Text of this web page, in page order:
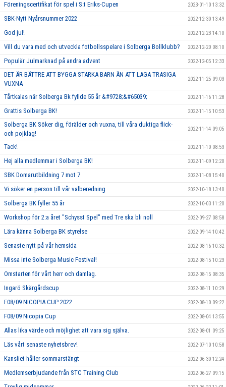
Föreningscertifikat för spel i S:t Eriks-Cupen 2023-01-10 13:32
SBK-Nytt Nyårsnummer 2022 2022-12-30 13:49
God jul! 2022-12-23 14:10
Vill du vara med och utveckla fotbollsspelare i Solberga Bollklubb? 2022-12-20 08:10
Populär Julmarknad på andra advent 2022-12-05 12:33
DET ÄR BÄTTRE ATT BYGGA STARKA BARN ÄN ATT LAGA TRASIGA
VUXNA
2022-11-25 09:03
Tårtkalas när Solberga Bk fyllde 55 år &#9728;&#65039; 2022-11-16 11:28
Grattis Solberga BK! 2022-11-15 10:53
Solberga BK Söker dig, förälder och vuxna, till våra duktiga flick-
och pojklag!
2022-11-14 09:05
Tack! 2022-11-10 08:53
Hej alla medlemmar i Solberga BK! 2022-11-09 12:20
SBK Domarutbildning 7 mot 7 2022-11-08 15:40
Vi söker en person till vår valberedning 2022-10-18 13:40
Solberga BK fyller 55 år 2022-10-03 11:20
Workshop för 2:a året "Schysst Spel" med Tre ska bli noll 2022-09-27 08:58
Lära känna Solberga BK styrelse 2022-09-14 10:42
Senaste nytt på vår hemsida 2022-08-16 10:32
Missa inte Solberga Music Festival! 2022-08-15 10:23
Omstarten för vårt herr och damlag. 2022-08-15 08:35
Ingarö Skärgårdscup 2022-08-11 10:29
F08/09 NICOPIA CUP 2022 2022-08-10 09:22
F08/09 Nicopia Cup 2022-08-04 13:55
Allas lika värde och möjlighet att vara sig själva. 2022-08-01 09:25
Läs vårt senaste nyhetsbrev! 2022-07-10 10:58
Kansliet håller sommarstängt 2022-06-30 12:24
Medlemserbjudande från STC Training Club 2022-06-27 09:15